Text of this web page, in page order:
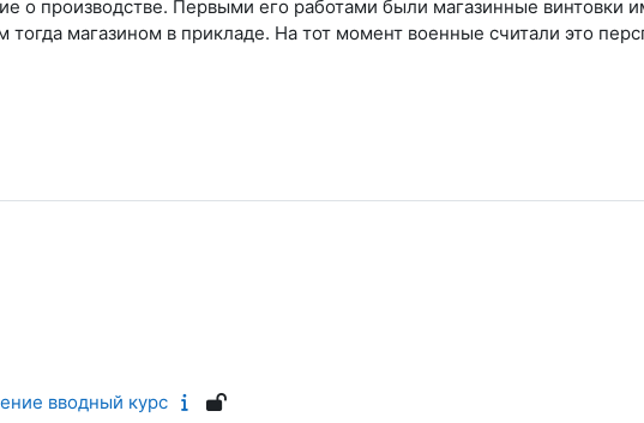
о производстве. Первыми его работами были магазинные
тогда магазином в прикладе. На тот момент военные считали это
вводный курс